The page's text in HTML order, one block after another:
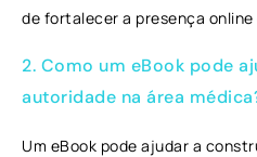
de fortalecer a presença
2. Como um eBook pode
autoridade na área
Um eBook pode ajudar a